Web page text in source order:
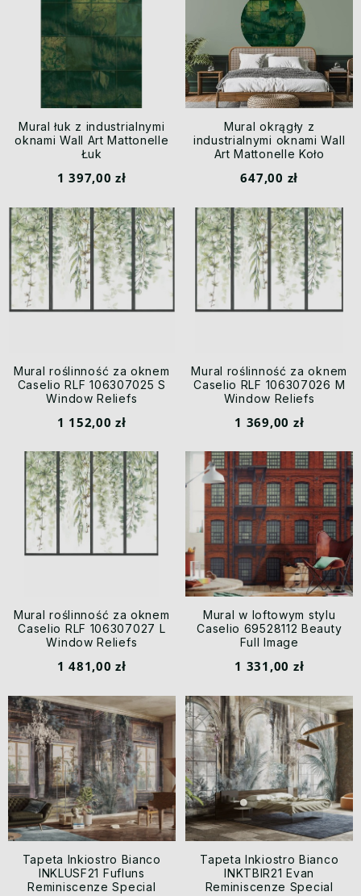
Mural łuk z industrialnymi
oknami Wall Art Mattonelle
Łuk
1 397,00 zł
Mural okrągły z
industrialnymi oknami Wall
Art Mattonelle Koło
647,00 zł
Mural roślinność za oknem
Caselio RLF 106307025 S
Window Reliefs
1 152,00 zł
Mural roślinność za oknem
Caselio RLF 106307026 M
Window Reliefs
1 369,00 zł
Mural roślinność za oknem
Caselio RLF 106307027 L
Window Reliefs
1 481,00 zł
Mural w loftowym stylu
Caselio 69528112 Beauty
Full Image
1 331,00 zł
Tapeta Inkiostro Bianco
INKLUSF21 Fufluns
Reminiscenze Special
Tapeta Inkiostro Bianco
INKTBIR21 Evan
Reminiscenze Special